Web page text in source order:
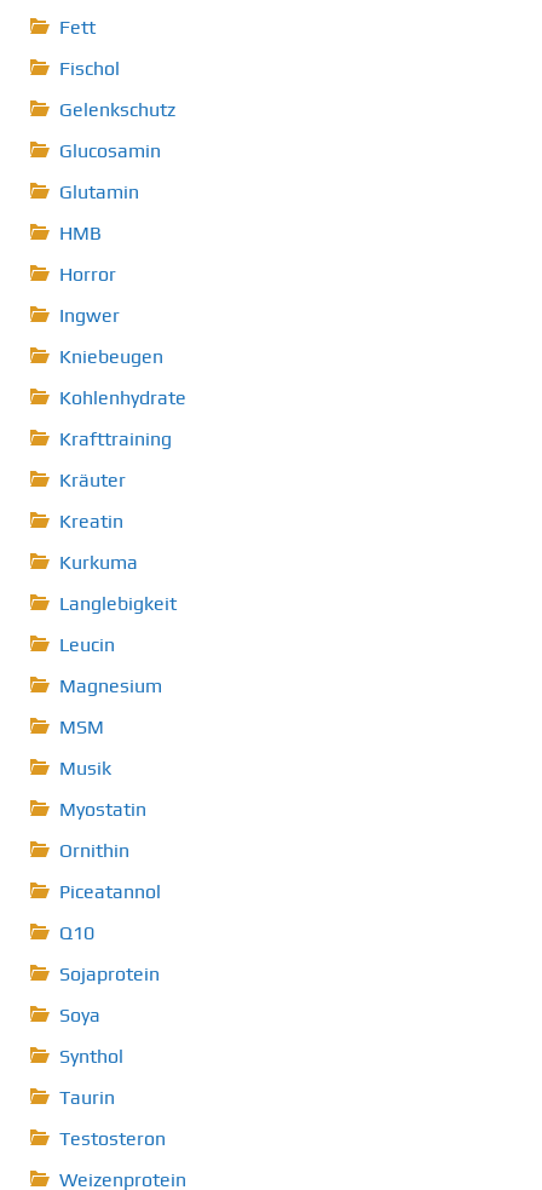
Fett
Fischol
Gelenkschutz
Glucosamin
Glutamin
HMB
Horror
Ingwer
Kniebeugen
Kohlenhydrate
Krafttraining
Kräuter
Kreatin
Kurkuma
Langlebigkeit
Leucin
Magnesium
MSM
Musik
Myostatin
Ornithin
Piceatannol
Q10
Sojaprotein
Soya
Synthol
Taurin
Testosteron
Weizenprotein